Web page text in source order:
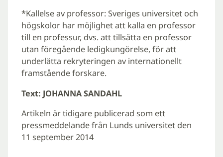
*Kallelse av professor: Sveriges universitet och
högskolor har möjlighet att kalla en professor
till en professur, dvs. att tillsätta en professor
utan föregående ledigkungörelse, för att
underlätta rekryteringen av internationellt
framstående forskare.
Text: JOHANNA SANDAHL
Artikeln är tidigare publicerad som ett
pressmeddelande från Lunds universitet den
11 september 2014